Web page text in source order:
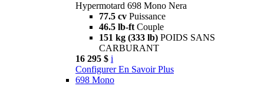
Hypermotard 698 Mono Nera
77.5 cv Puissance
46.5 lb-ft Couple
151 kg (333 lb) POIDS SANS
CARBURANT
16 295 $ i
Configurer En Savoir Plus
698 Mono